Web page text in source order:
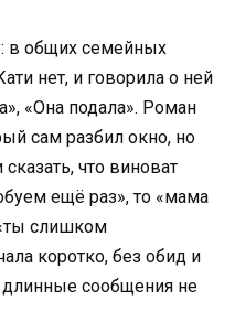
в общих семейных
нет, и говорила о ней
«Она подала». Роман
сам разбил окно, но
что виноват
ещё раз», то «мама
слишком
коротко, без обид и
длинные сообщения не